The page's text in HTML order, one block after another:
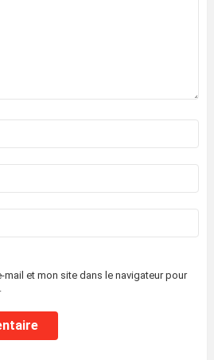
mail et mon site dans le navigateur pour